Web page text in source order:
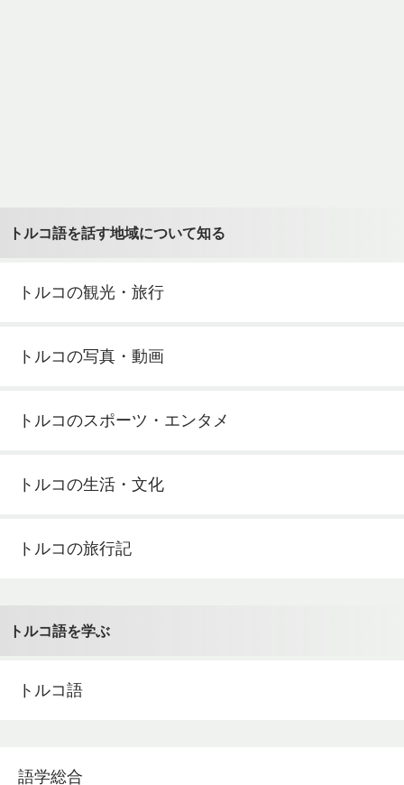
トルコ語を話す地域について知る
トルコの観光・旅行
トルコの写真・動画
トルコのスポーツ・エンタメ
トルコの生活・文化
トルコの旅行記
トルコ語を学ぶ
トルコ語
語学総合